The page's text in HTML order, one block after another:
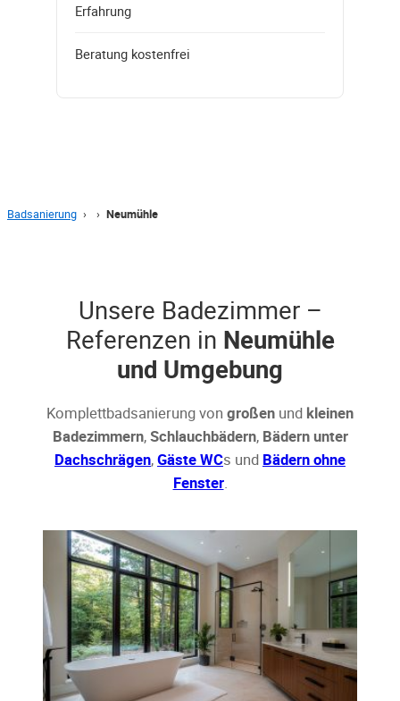
Erfahrung
Beratung kostenfrei
Badsanierung › › Neumühle
Unsere Badezimmer –
Referenzen in Neumühle
und Umgebung
Komplettbadsanierung von großen und kleinen
Badezimmern,Schlauchbädern, Bädern unter
Dachschrägen,Gäste WCs und Bädern ohne
Fenster.